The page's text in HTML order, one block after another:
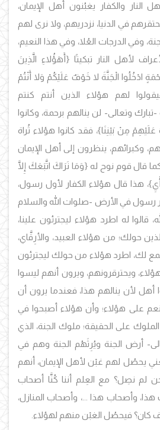
النار والكفار يغبُنون أهل الإيمان،
في الدنيا، نزدريهم، ولا نرى لهم
وفي الدرجات العُلا، وفي هذا النعيم،
لأهل النار تبكيتًا{أَهَؤُلاءِ الَّذِينَ
ادْخُلُوا الْجَنَّةَ لا خَوْفٌ عَلَيْكُمْ وَلا أَنْتُمْ
فيقولوا لهم هؤلاء الذين أنتم كنتم
تبارك وتعالى- لن ينالهم برحمة، وكانوا
مِنْ بَيْنِنَا}، فقد كانوا هؤلاء ثُراة
وكبرائهم، ينظرون إلى أهل الإيمان
كما قال قوم نوح له {وَمَا نَرَاكَ اتَّبَعَكَ إِلَّا
هذا قال هؤلاء الكفار لأول رسول،
رسول في الأرض -صلوات الله والسلام
قالوا له اطرد هؤلاء ليجترئون علينا،
حولك؛ من هؤلاء العبيد، والأرِقَّاي،
لك، اطرد هؤلاء من حولك ليجترئون
ويحترقرونهم، ويرون أنهم ليسوا
أهل لأن ينالهم هذا، فعندما يرون أن
على هؤلاء؛ وأن هؤلاء أصبحوا في
على الحقيقة؛ ملوك الجنة، الذي
أرض الجنة ويُرِثَهُم الجنة وهم في
يحصُل لهم غبْن لأهل الإيمان، أنهم
لم نصِل؟ مع العِلم أننا كُنَّا أصحاب
هذا، وأصحاب هذا ...، وأصحاب المنازل،
كان؟ فيحصُل الغبْن منهم لهؤلاء.